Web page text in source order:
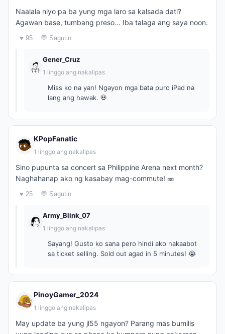
Naalala niyo pa ba yung mga laro sa kalsada dati?
Agawan base, tumbang preso... Iba talaga ang saya noon.
♥ 95 💬 Sagutin
Gener_Cruz
1 linggo ang nakalipas
Miss ko na yan! Ngayon mga bata puro iPad na
lang ang hawak. 💀
KPopFanatic
1 linggo ang nakalipas
Sino pupunta sa concert sa Philippine Arena next month?
Naghahanap ako ng kasabay mag-commute! 🎫
♥ 25 💬 Sagutin
Army_Blink_07
1 linggo ang nakalipas
Sayang! Gusto ko sana pero hindi ako nakaabot
sa ticket selling. Sold out agad in 5 minutes! 😭
PinoyGamer_2024
1 linggo ang nakalipas
May update ba yung jl55 ngayon? Parang mas bumilis